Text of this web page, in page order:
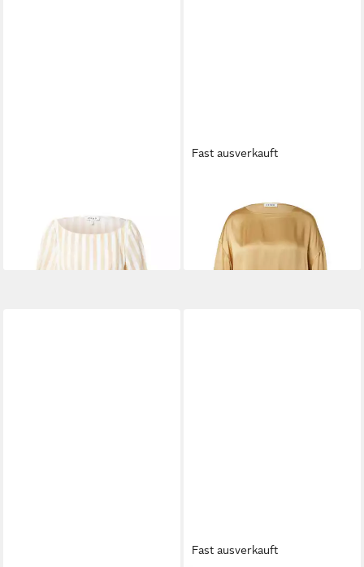
37,42 €
49,90 €
Fast ausverkauft
(1-tlg) Weiteres Detail
29,95 €
-50%
Fast ausverkauft